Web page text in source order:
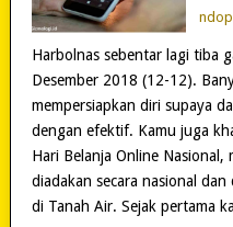
ndop
Harbolnas sebentar lagi tiba
Desember 2018 (12-12).
mempersiapkan diri supaya
dengan efektif. Kamu juga
Hari Belanja Online
diadakan secara nasional
di Tanah Air. Sejak pertama